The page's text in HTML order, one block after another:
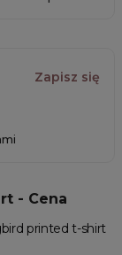
Zapisz się
- Cena
printed t-shirt